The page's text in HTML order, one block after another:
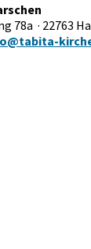
78a · 22763